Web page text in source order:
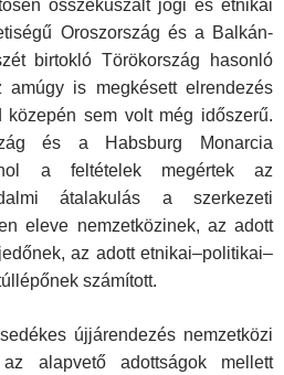
összekuszált jogi és etnikai
Oroszország és a Balkán-
birtokló Törökország hasonló
is megkésett elrendezés
sem volt még időszerű.
és a Habsburg Monarcia
a feltételek megértek az
átalakulás a szerkezeti
eleve nemzetközinek, az adott
az adott etnikai–politikai–
számított.
újjárendezés nemzetközi
alapvető adottságok mellett